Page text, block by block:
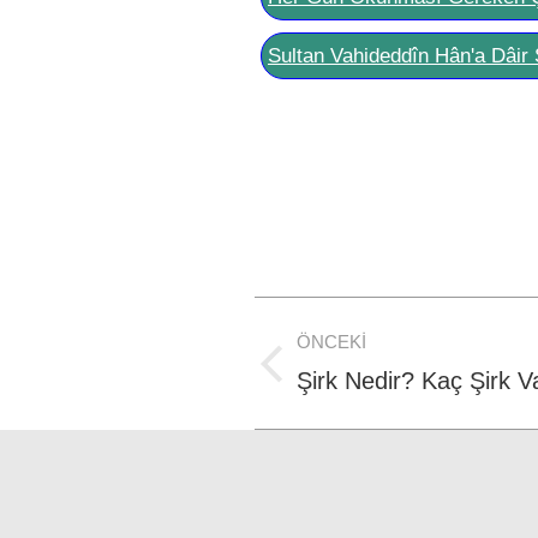
Sultan Vahideddîn Hân'a Dâir
Post
navigation
ÖNCEKI
Previous
Şirk Nedir? Kaç Şirk